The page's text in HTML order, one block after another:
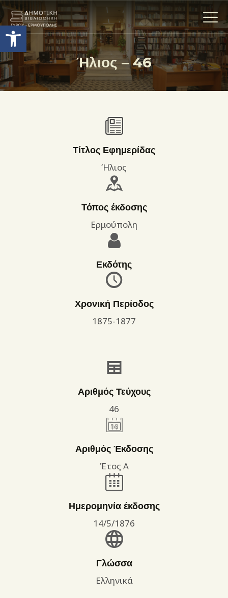
Ανοίξτε τη γραμμή εργαλείων
Ήλιος – 46
Η ΒΙΒΛΙΟΘΗΚΗ
ΟΙ ΣΥΛΛΟΓΈΣ
ΔΡΑΣΤΗΡΙΟΤΗΤΕΣ
ΕΠΙΚΟΙΝΩΝΊΑ
ΌΡΟΙ ΧΡΉΣΗΣ
Τίτλος Εφημερίδας
Ήλιος
Τόπος έκδοσης
Ερμούπολη
Εκδότης
Χρονική Περίοδος
1875-1877
Αριθμός Τεύχους
46
Αριθμός Έκδοσης
Έτος Α
Ημερομηνία έκδοσης
14/5/1876
Γλώσσα
Ελληνικά